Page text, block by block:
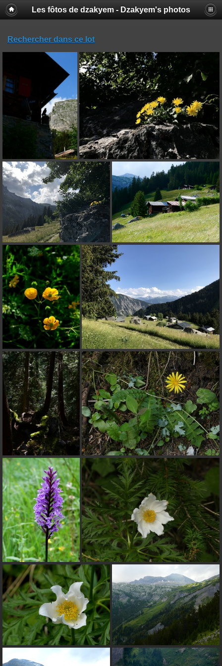
Les fôtos de dzakyem - Dzakyem's photos
Rechercher dans ce lot